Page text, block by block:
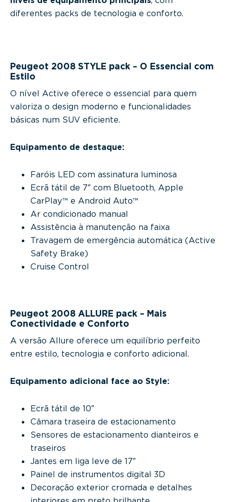
diferentes packs de tecnologia e conforto.
Peugeot 2008 STYLE pack – O Essencial com
Estilo
O nível Active oferece o essencial para quem
valoriza o design moderno e funcionalidades
básicas num SUV eficiente.
Equipamento de destaque:
Faróis LED com assinatura luminosa
Ecrã tátil de 7″ com Bluetooth, Apple
CarPlay™ e Android Auto™
Ar condicionado manual
Assistência à manutenção na faixa
Travagem de emergência automática (Active
Safety Brake)
Cruise Control
Peugeot 2008 ALLURE pack – Mais
Conectividade e Conforto
A versão Allure oferece um equilíbrio perfeito
entre estilo, tecnologia e conforto adicional.
Equipamento adicional face ao Style:
Ecrã tátil de 10″
Câmara traseira de estacionamento
Sensores de estacionamento dianteiros e
traseiros
Jantes em liga leve de 17″
Painel de instrumentos digital 3D
Decoração exterior cromada e detalhes